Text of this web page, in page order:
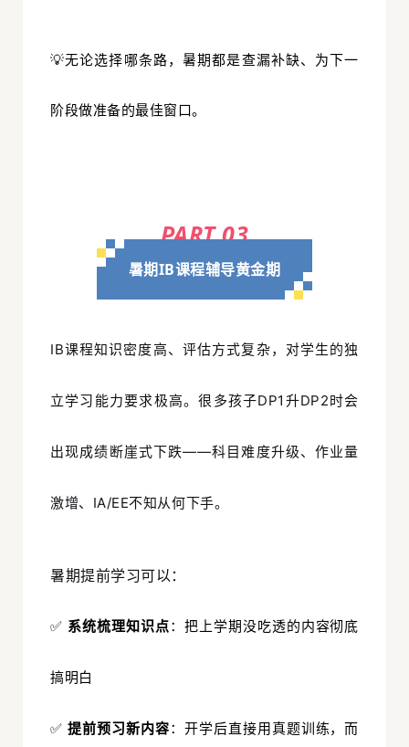
💡无论选择哪条路，暑期都是查漏补缺、为下一
阶段做准备的最佳窗口。
PART 03
暑期IB课程辅导黄金期
IB课程知识密度高、评估方式复杂，对学生的独
立学习能力要求极高。很多孩子DP1升DP2时会
出现成绩断崖式下跌——科目难度升级、作业量
激增、IA/EE不知从何下手。
暑期提前学习可以：
✅ 系统梳理知识点： 把上学期没吃透的内容彻底
搞明白
✅ 提前预习新内容： 开学后直接用真题训练，而